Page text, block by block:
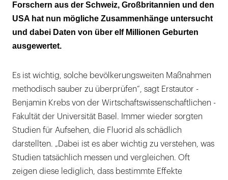
Forschern aus der Schweiz, Großbritannien und den
USA hat nun mögliche Zusammenhänge untersucht
und dabei Daten von über elf Millionen Geburten
ausgewertet.
Es ist wichtig, solche bevölkerungsweiten Maßnahmen
methodisch sauber zu überprüfen“, sagt Erstautor ­
Benjamin Krebs von der Wirtschaftswissenschaftlichen ­
Fakultät der Universität Basel. Immer wieder sorgten
Studien für Aufsehen, die Fluorid als schädlich
darstellten. „Dabei ist es aber wichtig zu verstehen, was
Studien tatsächlich messen und vergleichen. Oft
zeigen diese lediglich, dass bestimmte Effekte